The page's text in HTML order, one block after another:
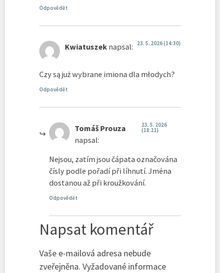
Odpovědět
Kwiatuszek napsal: 23. 5. 2026 (14:30)
Czy są już wybrane imiona dla młodych?
Odpovědět
Tomáš Prouza
napsal:
23. 5. 2026
(18:21)
Nejsou, zatím jsou čápata označována
čísly podle pořadí při líhnutí. Jména
dostanou až při kroužkování.
Odpovědět
Napsat komentář
Vaše e-mailová adresa nebude
zveřejněna. Vyžadované informace